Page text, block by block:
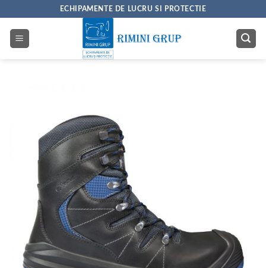
content
ECHIPAMENTE DE LUCRU SI PROTECTIE